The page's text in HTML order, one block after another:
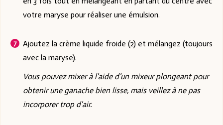
votre maryse pour réaliser une émulsion.
Ajoutez la crème liquide froide (2) et mélangez (toujours
avec la maryse).
Vous pouvez mixer à l'aide d'un mixeur plongeant pour
obtenir une ganache bien lisse, mais veillez à ne pas
incorporer trop d'air.